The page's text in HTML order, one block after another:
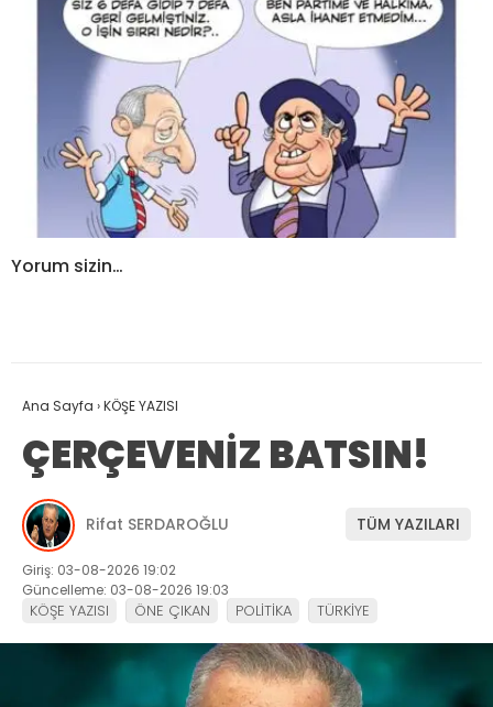
Yorum sizin…
Ana Sayfa ›KÖŞE YAZISI
ÇERÇEVENİZ BATSIN!
Rifat SERDAROĞLU TÜM YAZILARI
Giriş: 03-08-2026 19:02
Güncelleme: 03-08-2026 19:03
KÖŞE YAZISI ÖNE ÇIKAN POLİTİKA TÜRKİYE